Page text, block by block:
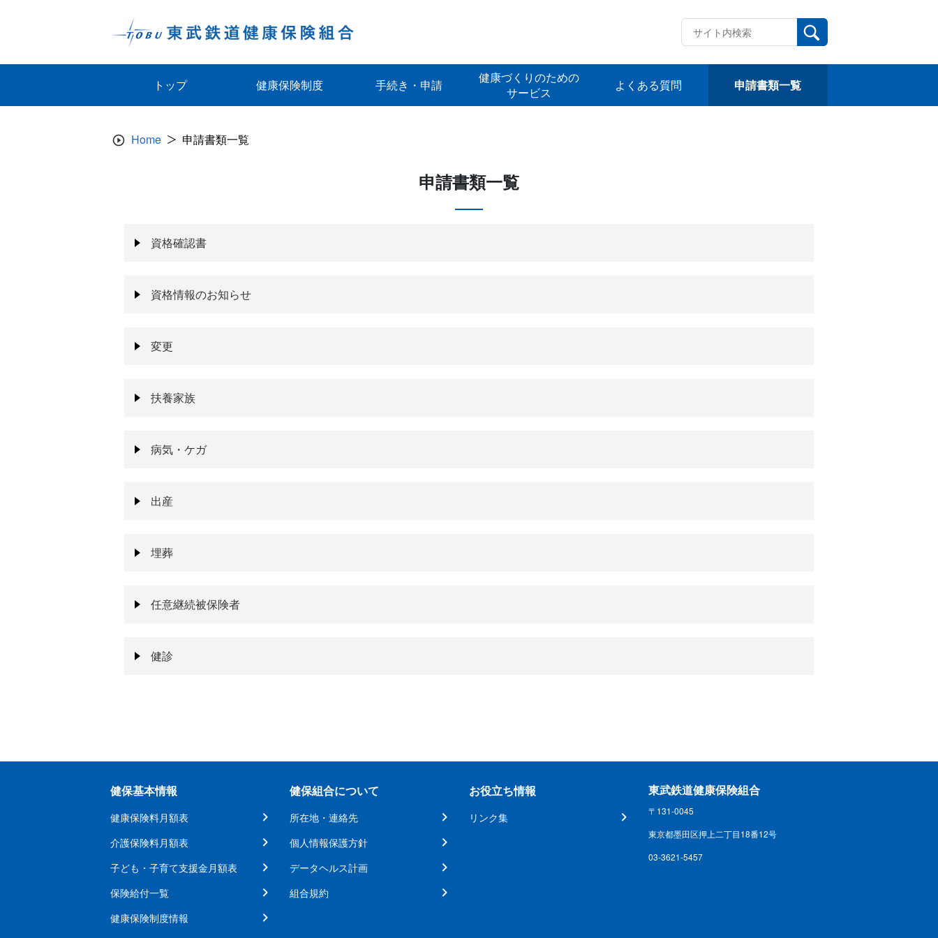
トップ 健康保険制度 手続き・申請
健康づくりのための
サービス
よくある質問 申請書類一覧
Home 申請書類一覧
申請書類一覧
資格確認書
資格情報のお知らせ
変更
扶養家族
病気・ケガ
出産
埋葬
任意継続被保険者
健診
健保基本情報
健康保険料月額表
介護保険料月額表
子ども・子育て支援金月額表
保険給付一覧
健康保険制度情報
健保組合について
所在地・連絡先
個人情報保護方針
データヘルス計画
組合規約
お役立ち情報
リンク集
東武鉄道健康保険組合
〒131-0045
東京都墨田区押上二丁目18番12号
03-3621-5457